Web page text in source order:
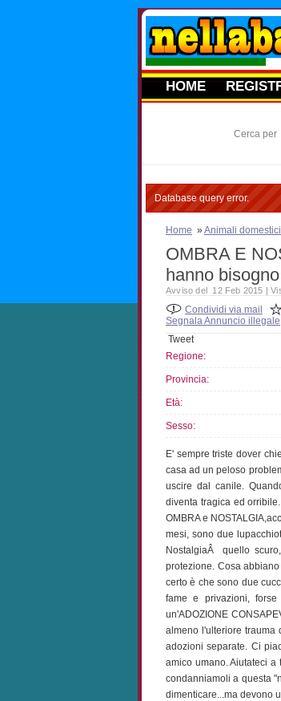
HOME
Cerca per
Database query error.
Home »Animali domestici
OMBRA E
hanno
Avviso del 12 Feb 2015 |
Condividi via mail
Segnala Annuncio illegale
Tweet
Regione:
Provincia:
Età:
Sesso:
E' sempre triste dover
casa ad un peloso
uscire dal canile.
diventa tragica ed
OMBRA e
mesi, sono due
NostalgiaÂ quello
protezione. Cosa
certo è che sono due
fame e privazioni,
un'ADOZIONE
almeno l'ulteriore trauma
adozioni separate. Ci
amico umano. Aiutateci
condanniamoli a questa
dimenticare...ma devono